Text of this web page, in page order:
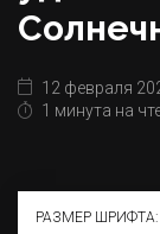
12 февраля
1 минута на
РАЗМЕР ШРИФТА: